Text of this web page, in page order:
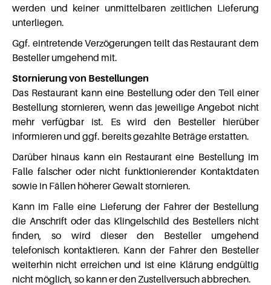
werden und keiner unmittelbaren zeitlichen Lieferung
unterliegen.
Ggf. eintretende Verzögerungen teilt das Restaurant dem
Besteller umgehend mit.
Stornierung von Bestellungen
Das Restaurant kann eine Bestellung oder den Teil einer
Bestellung stornieren, wenn das jeweilige Angebot nicht
mehr verfügbar ist. Es wird den Besteller hierüber
informieren und ggf. bereits gezahlte Beträge erstatten.
Darüber hinaus kann ein Restaurant eine Bestellung im
Falle falscher oder nicht funktionierender Kontaktdaten
sowie in Fällen höherer Gewalt stornieren.
Kann im Falle eine Lieferung der Fahrer der Bestellung
die Anschrift oder das Klingelschild des Bestellers nicht
finden, so wird dieser den Besteller umgehend
telefonisch kontaktieren. Kann der Fahrer den Besteller
weiterhin nicht erreichen und ist eine Klärung endgültig
nicht möglich, so kann er den Zustellversuch abbrechen.